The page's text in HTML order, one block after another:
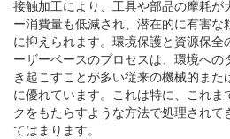
接触加工により、工具や部品の摩耗が
ー消費量も低減され、潜在的に有害な
に抑えられます。環境保護と資源保全
ーザーベースのプロセスは、環境への
き起こすことが多い従来の機械的ま
に優れています。これは特に、これま
クをもたらすような方法で処理されて
てはまります。